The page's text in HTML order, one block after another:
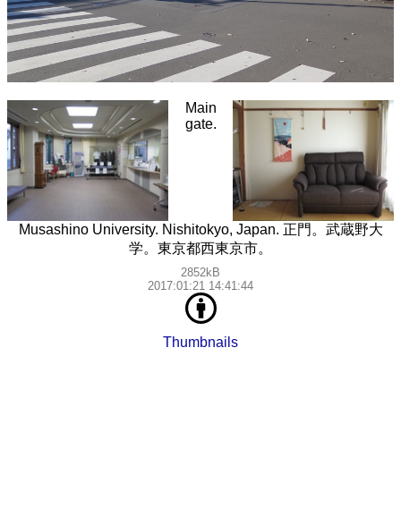
Main
gate.
Musashino University. Nishitokyo, Japan. 正門。武蔵野大
学。東京都西東京市。
2852kB
2017:01:21 14:41:44
Thumbnails